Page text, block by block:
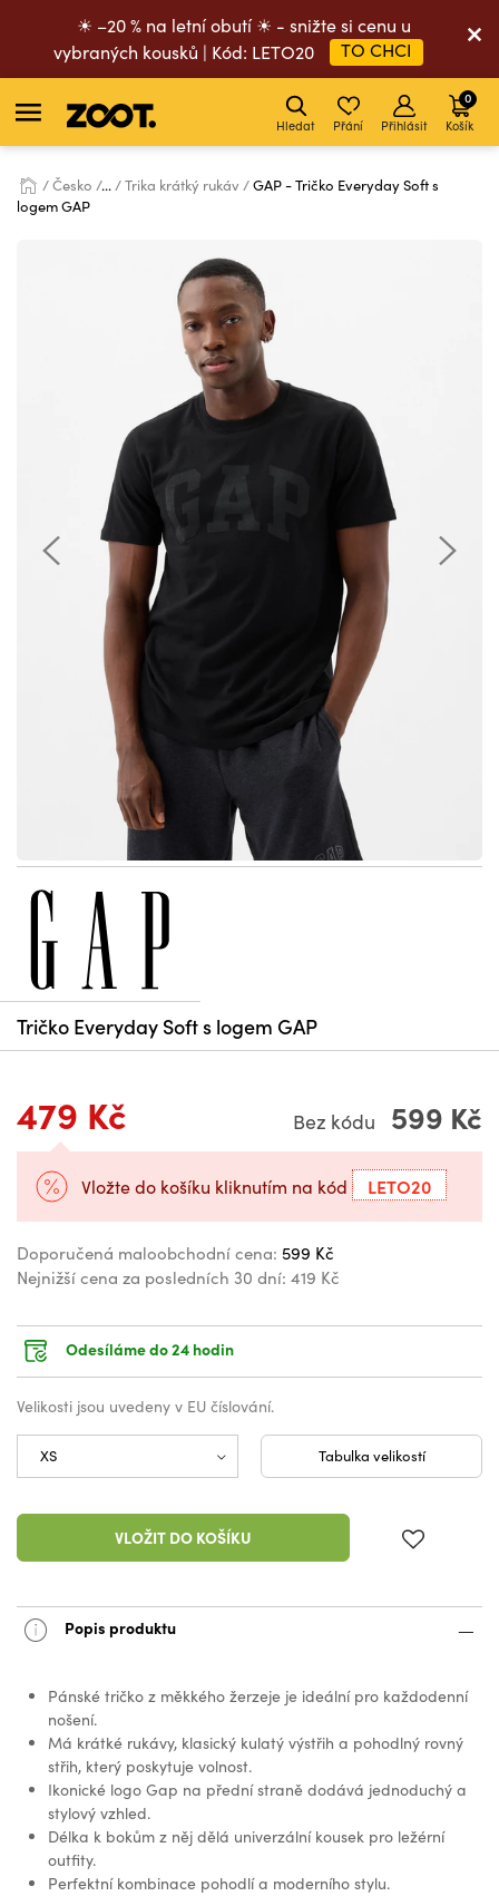
☀ –20 % na letní obutí ☀ - snižte si cenu u
vybraných kousků | Kód: LETO20
TO CHCI
Hledat Přání Přihlásit Košík
0
Česko ... Trika krátký rukáv
GAP - Tričko Everyday Soft s
logem GAP
Tričko Everyday Soft s logem GAP
479 Kč Bez kódu 599 Kč
Vložte do košíku kliknutím na kód LETO20
Doporučená maloobchodní cena: 599 Kč
Nejnižší cena za posledních 30 dní: 419 Kč
Odesíláme do 24 hodin
Velikosti jsou uvedeny v EU číslování.
Tabulka velikostí
VLOŽIT DO KOŠÍKU
Popis produktu
Pánské tričko z měkkého žerzeje je ideální pro každodenní
nošení.
Má krátké rukávy, klasický kulatý výstřih a pohodlný rovný
střih, který poskytuje volnost.
Ikonické logo Gap na přední straně dodává jednoduchý a
stylový vzhled.
Délka k bokům z něj dělá univerzální kousek pro ležérní
outfity.
Perfektní kombinace pohodlí a moderního stylu.